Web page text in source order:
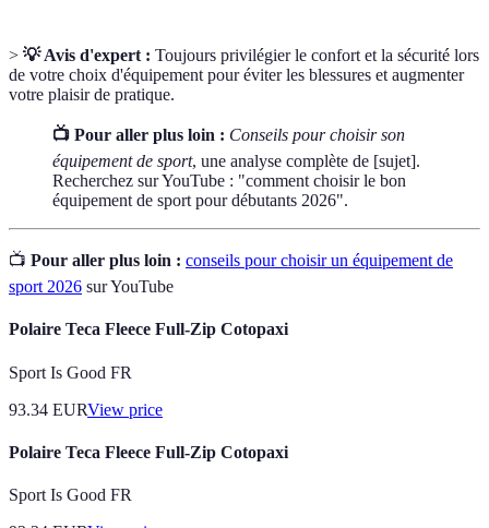
> 💡 Avis d'expert : Toujours privilégier le confort et la sécurité lors
de votre choix d'équipement pour éviter les blessures et augmenter
votre plaisir de pratique.
📺 Pour aller plus loin : Conseils pour choisir son
équipement de sport, une analyse complète de [sujet].
Recherchez sur YouTube : "comment choisir le bon
équipement de sport pour débutants 2026".
📺 Pour aller plus loin : conseils pour choisir un équipement de
sport 2026 sur YouTube
Polaire Teca Fleece Full-Zip Cotopaxi
Sport Is Good FR
93.34 EURView price
Polaire Teca Fleece Full-Zip Cotopaxi
Sport Is Good FR